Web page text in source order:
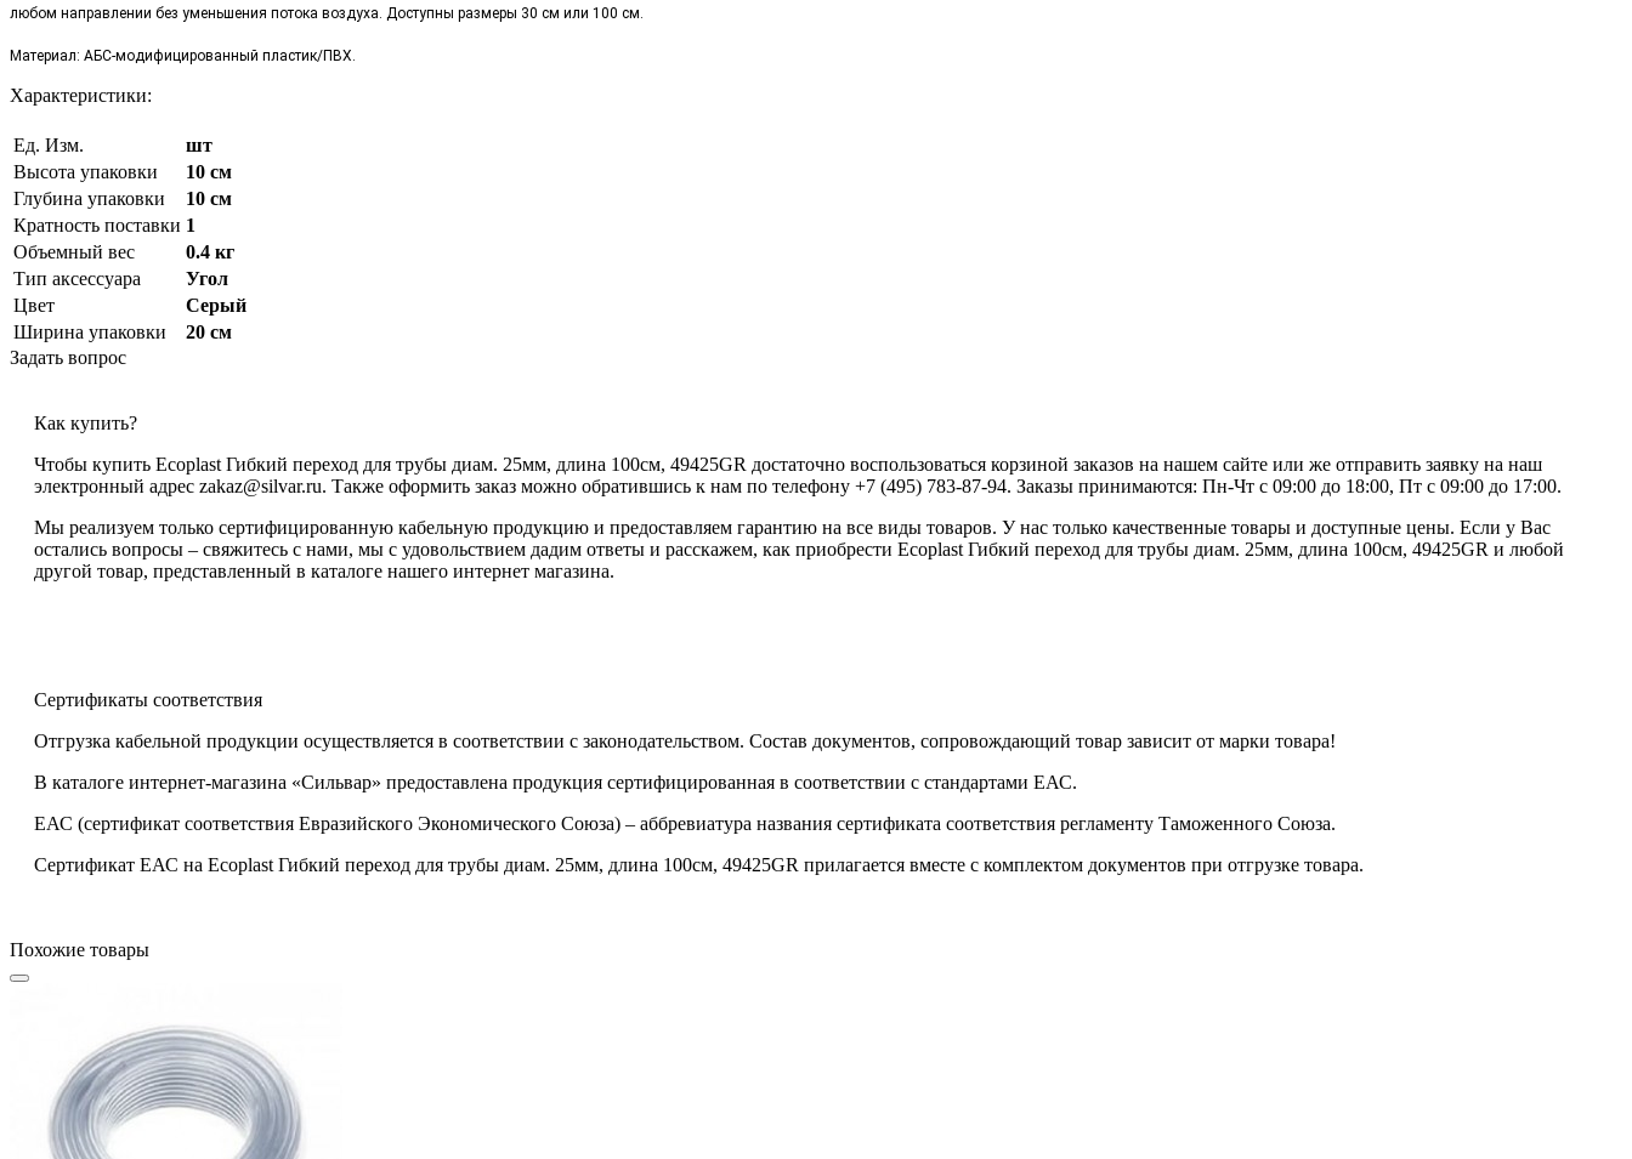
любом направлении без уменьшения потока воздуха. Доступны размеры 30 см или 100 см.
Материал: АБС-модифицированный пластик/ПВХ.
Характеристики:
Ед. Изм.
шт
Высота упаковки
10 см
Глубина упаковки
10 см
Кратность поставки 1
Объемный вес
0.4 кг
Тип аксессуара
Угол
Цвет
Серый
Ширина упаковки
20 см
Задать вопрос
Как купить?
Чтобы купить Ecoplast Гибкий переход для трубы диам. 25мм, длина 100см, 49425GR достаточно воспользоваться корзиной заказов на нашем сайте или же отправить заявку на наш
электронный адрес zakaz@silvar.ru. Также оформить заказ можно обратившись к нам по телефону +7 (495) 783-87-94. Заказы принимаются: Пн-Чт с 09:00 до 18:00, Пт с 09:00 до 17:00.
Мы реализуем только сертифицированную кабельную продукцию и предоставляем гарантию на все виды товаров. У нас только качественные товары и доступные цены. Если у Вас
остались вопросы – свяжитесь с нами, мы с удовольствием дадим ответы и расскажем, как приобрести Ecoplast Гибкий переход для трубы диам. 25мм, длина 100см, 49425GR и любой
другой товар, представленный в каталоге нашего интернет магазина.
Сертификаты соответствия
Отгрузка кабельной продукции осуществляется в соответствии с законодательством. Состав документов, сопровождающий товар зависит от марки товара!
В каталоге интернет-магазина «Сильвар» предоставлена продукция сертифицированная в соответствии с стандартами ЕАС.
ЕАС (сертификат соответствия Евразийского Экономического Союза) – аббревиатура названия сертификата соответствия регламенту Таможенного Союза.
Сертификат ЕАС на Ecoplast Гибкий переход для трубы диам. 25мм, длина 100см, 49425GR прилагается вместе с комплектом документов при отгрузке товара.
Похожие товары